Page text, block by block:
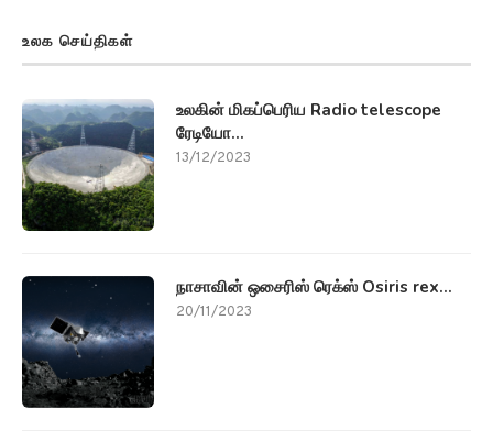
உலக செய்திகள்
உலகின் மிகப்பெரிய Radio telescope
ரேடியோ...
13/12/2023
நாசாவின் ஒசைரிஸ் ரெக்ஸ் Osiris rex...
20/11/2023